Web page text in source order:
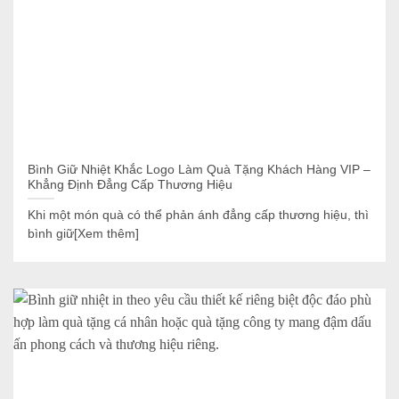
Bình Giữ Nhiệt Khắc Logo Làm Quà Tặng Khách Hàng VIP –
Khẳng Định Đẳng Cấp Thương Hiệu
Khi một món quà có thể phản ánh đẳng cấp thương hiệu, thì
bình giữ[Xem thêm]